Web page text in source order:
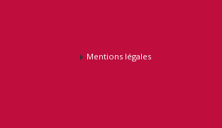
Mentions légales